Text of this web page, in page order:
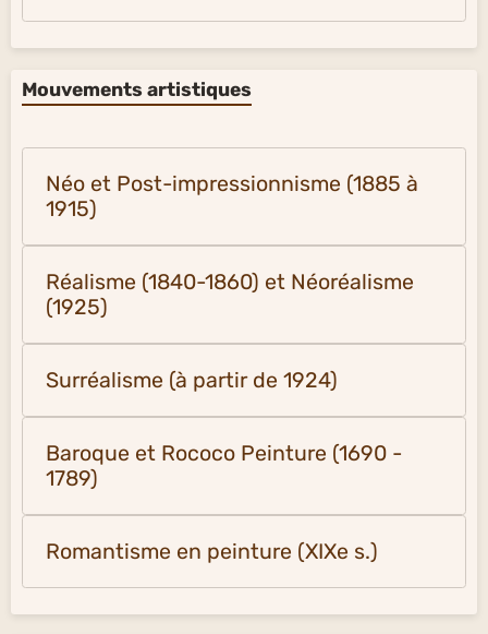
Mouvements artistiques
Néo et Post-impressionnisme (1885 à
1915)
Réalisme (1840-1860) et Néoréalisme
(1925)
Surréalisme (à partir de 1924)
Baroque et Rococo Peinture (1690 -
1789)
Romantisme en peinture (XIXe s.)